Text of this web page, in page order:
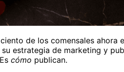
de los comensales
estrategia de marketing y
cómo publican.